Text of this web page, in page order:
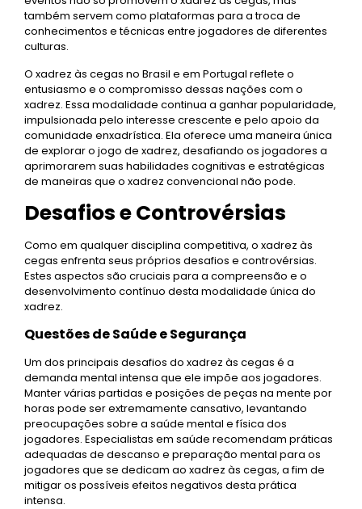
também servem como plataformas para a troca de
conhecimentos e técnicas entre jogadores de diferentes
culturas.
O xadrez às cegas no Brasil e em Portugal reflete o
entusiasmo e o compromisso dessas nações com o
xadrez. Essa modalidade continua a ganhar popularidade,
impulsionada pelo interesse crescente e pelo apoio da
comunidade enxadrística. Ela oferece uma maneira única
de explorar o jogo de xadrez, desafiando os jogadores a
aprimorarem suas habilidades cognitivas e estratégicas
de maneiras que o xadrez convencional não pode.
Desafios e Controvérsias
Como em qualquer disciplina competitiva, o xadrez às
cegas enfrenta seus próprios desafios e controvérsias.
Estes aspectos são cruciais para a compreensão e o
desenvolvimento contínuo desta modalidade única do
xadrez.
Questões de Saúde e Segurança
Um dos principais desafios do xadrez às cegas é a
demanda mental intensa que ele impõe aos jogadores.
Manter várias partidas e posições de peças na mente por
horas pode ser extremamente cansativo, levantando
preocupações sobre a saúde mental e física dos
jogadores. Especialistas em saúde recomendam práticas
adequadas de descanso e preparação mental para os
jogadores que se dedicam ao xadrez às cegas, a fim de
mitigar os possíveis efeitos negativos desta prática
intensa.